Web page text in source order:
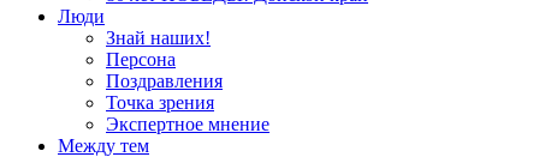
Люди
Знай наших!
Персона
Поздравления
Точка зрения
Экспертное мнение
Между тем